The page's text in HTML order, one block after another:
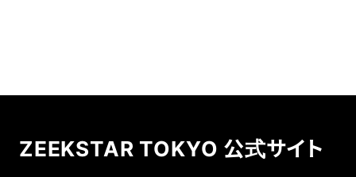
ZEEKSTAR TOKYO 公式サイト